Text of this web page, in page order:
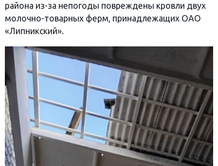
района из-за непогоды повреждены кровли двух
молочно-товарных ферм, принадлежащих ОАО
«Липникский».